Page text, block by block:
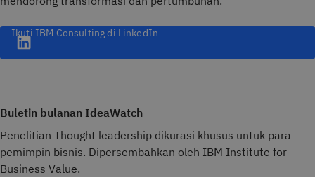
Ikuti IBM Consulting di LinkedIn
Buletin bulanan IdeaWatch
Penelitian Thought leadership dikurasi khusus untuk para
pemimpin bisnis. Dipersembahkan oleh IBM Institute for
Business Value.